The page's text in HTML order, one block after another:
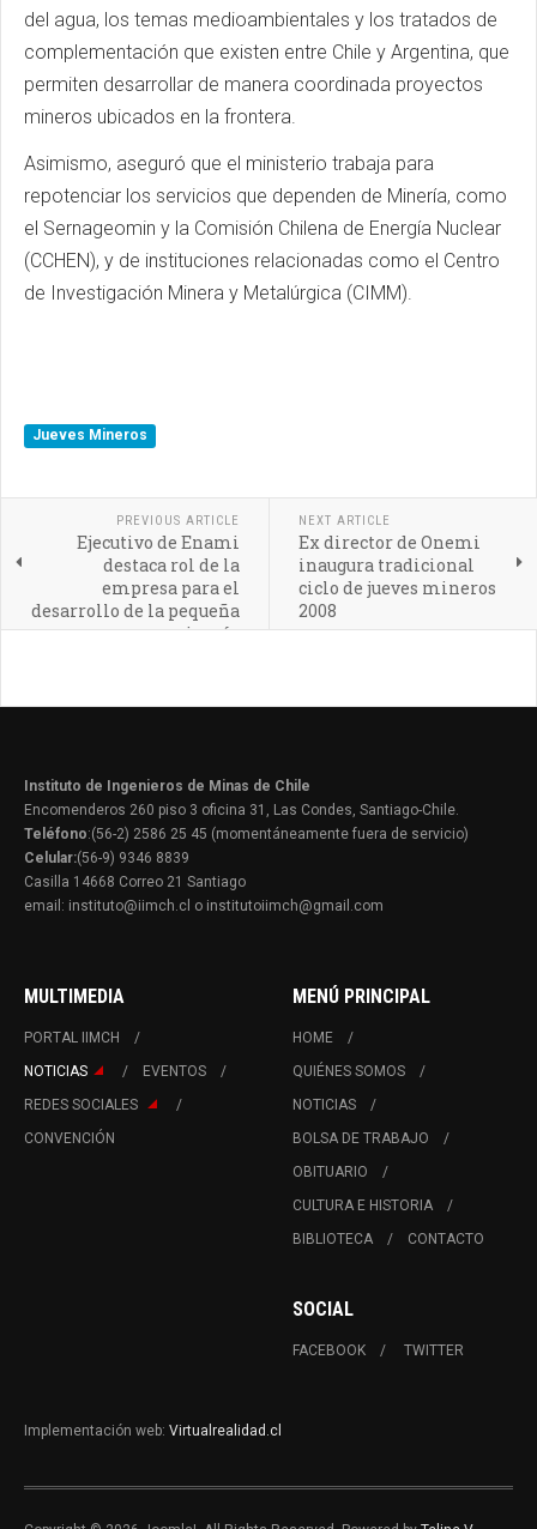
del agua, los temas medioambientales y los tratados de
complementación que existen entre Chile y Argentina, que
permiten desarrollar de manera coordinada proyectos
mineros ubicados en la frontera.
Asimismo, aseguró que el ministerio trabaja para
repotenciar los servicios que dependen de Minería, como
el Sernageomin y la Comisión Chilena de Energía Nuclear
(CCHEN), y de instituciones relacionadas como el Centro
de Investigación Minera y Metalúrgica (CIMM).
Jueves Mineros
PREVIOUS ARTICLE
Ejecutivo de Enami
destaca rol de la
empresa para el
desarrollo de la pequeña
minería
NEXT ARTICLE
Ex director de Onemi
inaugura tradicional
ciclo de jueves mineros
2008
Instituto de Ingenieros de Minas de Chile
Encomenderos 260 piso 3 oficina 31, Las Condes, Santiago-Chile.
Teléfono:(56-2) 2586 25 45 (momentáneamente fuera de servicio)
Celular:(56-9) 9346 8839
Casilla 14668 Correo 21 Santiago
email: instituto@iimch.cl o institutoiimch@gmail.com
MULTIMEDIA
PORTAL IIMCH
NOTICIAS
EVENTOS
REDES SOCIALES
CONVENCIÓN
MENÚ PRINCIPAL
HOME
QUIÉNES SOMOS
NOTICIAS
BOLSA DE TRABAJO
OBITUARIO
CULTURA E HISTORIA
BIBLIOTECA
CONTACTO
SOCIAL
FACEBOOK TWITTER
Implementación web: Virtualrealidad.cl